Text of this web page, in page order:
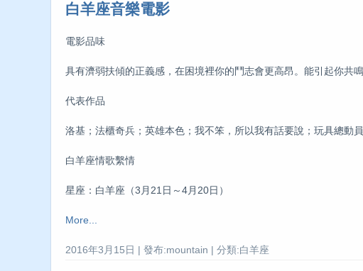
白羊座音樂電影
電影品味
具有濟弱扶傾的正義感，在困境裡你的鬥志會更高昂。能引起你共
代表作品
洛基；法櫃奇兵；英雄本色；我不笨，所以我有話要說；玩具總動
白羊座情歌繫情
星座：白羊座（3月21日～4月20日）
More...
2016年3月15日 | 發布:mountain | 分類:白羊座